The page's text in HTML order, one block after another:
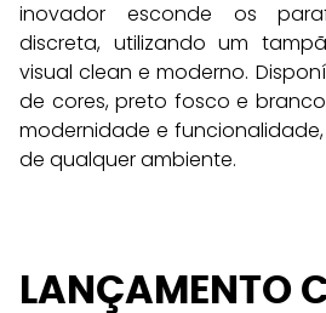
inovador esconde os
discreta, utilizando um
visual clean e moderno.
de cores, preto fosco e
modernidade e
de qualquer ambiente.
LANÇAMENTO